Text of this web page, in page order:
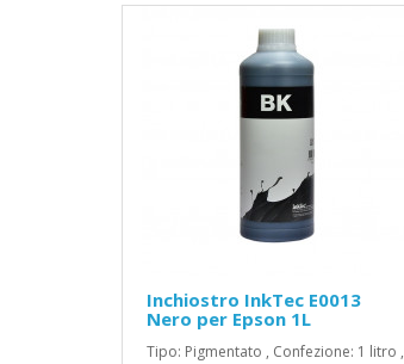
Inchiostro InkTec E0013
Nero per Epson 1L
Tipo: Pigmentato , Confezione: 1 litro ,